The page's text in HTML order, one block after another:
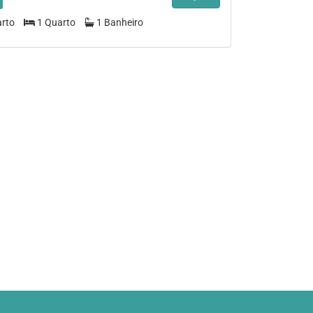
1 Quarto 1 Banheiro